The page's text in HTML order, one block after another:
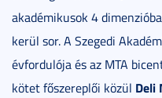
akadémikusok 4
kerül sor. A Szegedi
évfordulója és az MTA
kötet főszereplői közül Deli